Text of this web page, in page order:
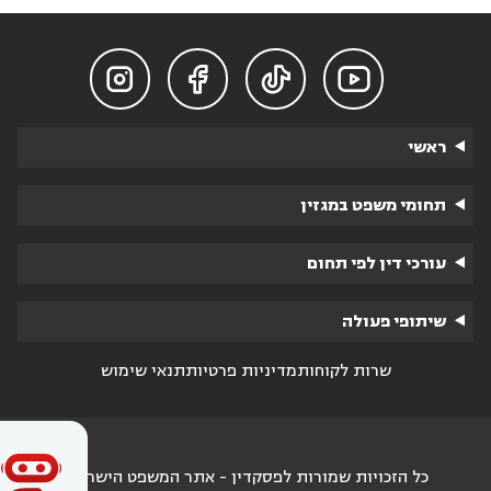




ראשי
תחומי משפט במגזין
עורכי דין לפי תחום
שיתופי פעולה
שרות לקוחותמדיניות פרטיותתנאי שימוש
כל הזכויות שמורות לפסקדין - אתר המשפט הישראלי